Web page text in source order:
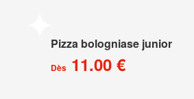
Pizza bologniase junior
Dès 11.00 €